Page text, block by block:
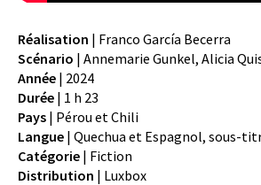
Réalisation | Franco García Becerra
Scénario | Annemarie Gunkel, Alicia
Année | 2024
Durée | 1 h 23
Pays | Pérou et Chili
Langue | Quechua et Espagnol, sous-
Catégorie | Fiction
Distribution | Luxbox